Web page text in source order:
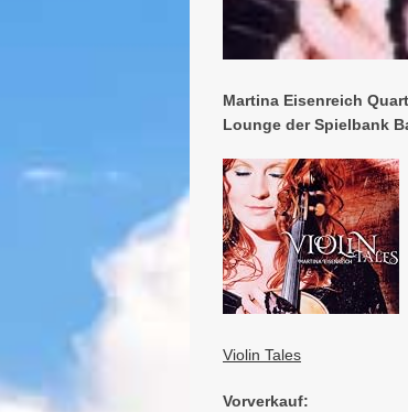
Martina Eisenreich
Lounge der Spielbank
Violin Tales
Vorverkauf: